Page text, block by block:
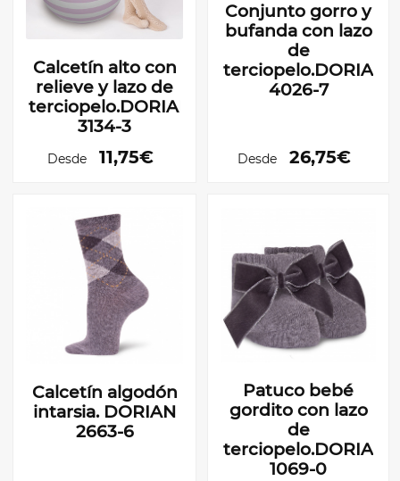
Calcetín alto con
relieve y lazo de
terciopelo.DORIAN
3134-3
Desde 11,75€
Conjunto gorro y
bufanda con lazo
de
terciopelo.DORIAN
4026-7
Desde 26,75€
Calcetín algodón
intarsia. DORIAN
2663-6
Patuco bebé
gordito con lazo
de
terciopelo.DORIAN
1069-0